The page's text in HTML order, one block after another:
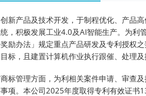
新产品及技术开发，于制程优化、产品
，积极发展工业4.0及AI智能生产。为利
励办法」规定重点产品研发及专利授权
标，且建置计算机作业执行跟催、处理及
标管理方面，为利相关案件申请、审查
项。本公司2025年度取得专利有效证书